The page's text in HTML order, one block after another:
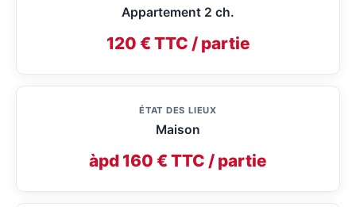
Appartement 2 ch.
120 € TTC / partie
ÉTAT DES LIEUX
Maison
àpd 160 € TTC / partie